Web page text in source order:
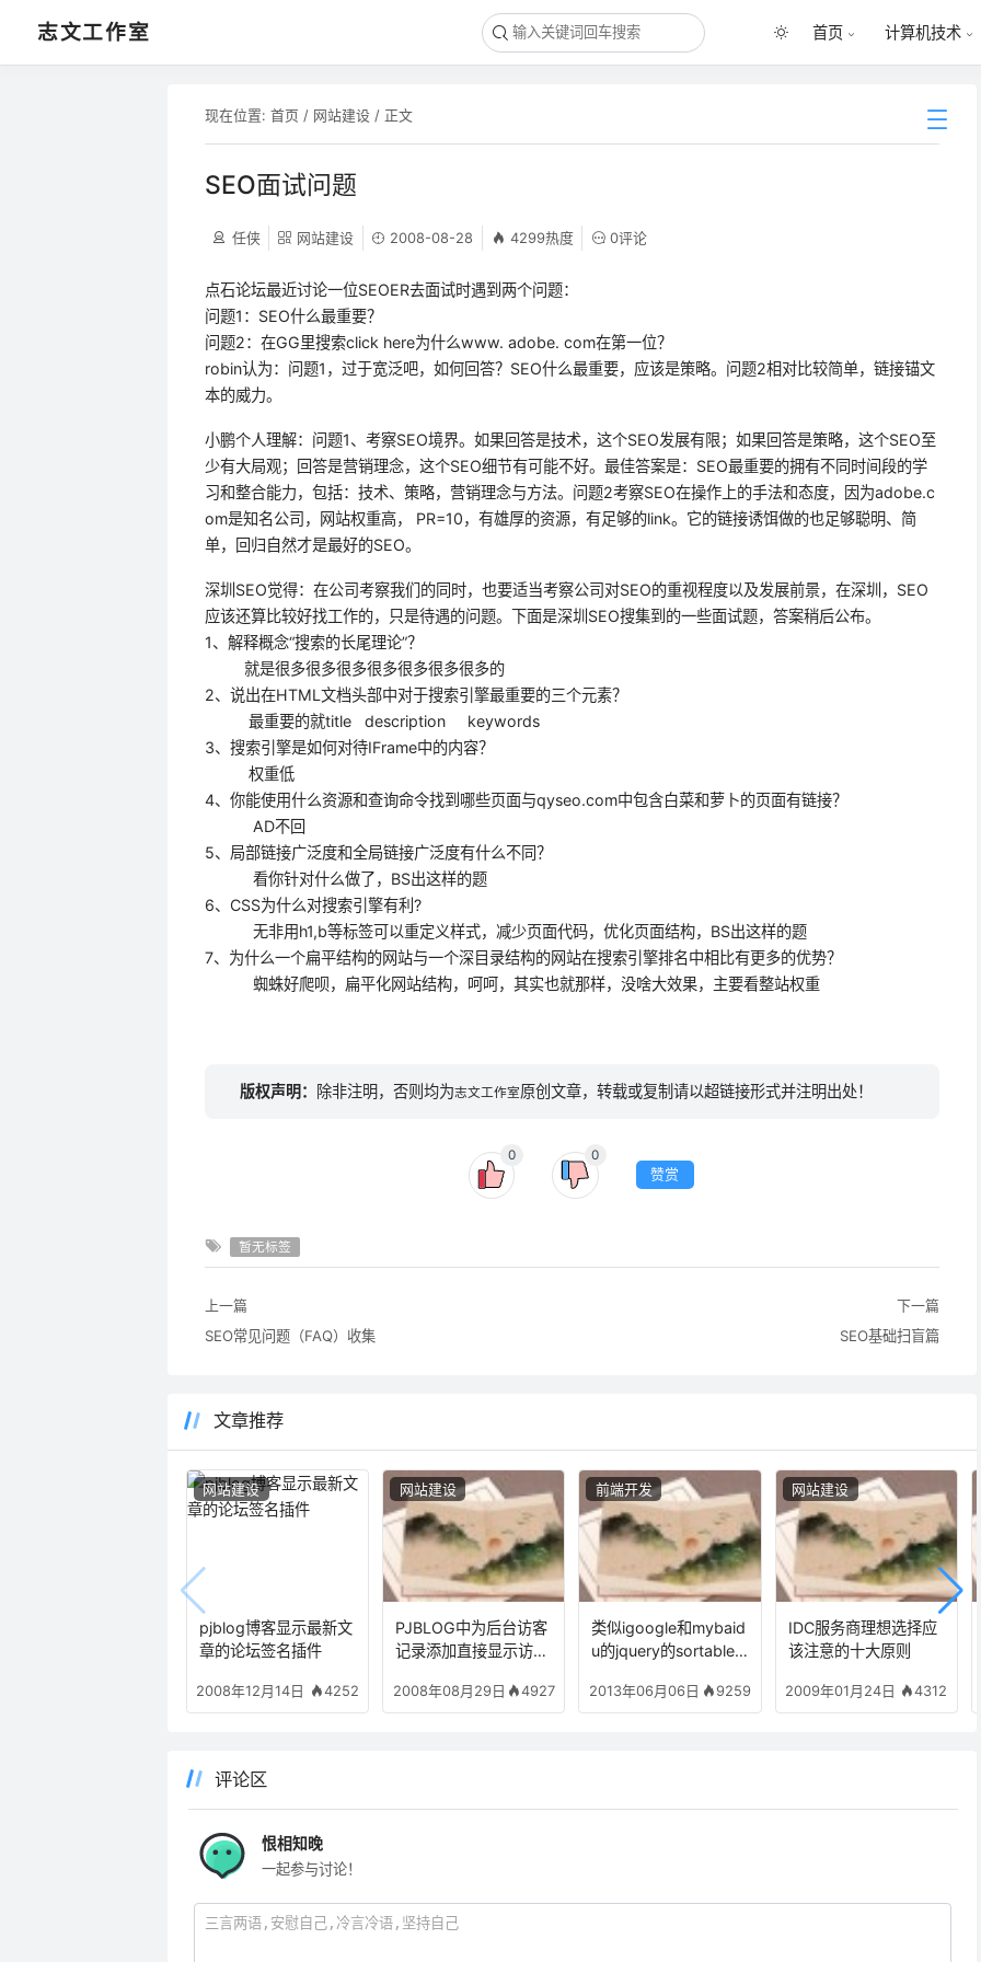
志文工作室 首页 计算机技术
现在位置: 首页 / 网站建设/ 正文
SEO面试问题
任侠 网站建设 2008-08-28 4299热度 0评论
点石论坛最近讨论一位SEOER去面试时遇到两个问题：
问题1：SEO什么最重要？
问题2：在GG里搜索click here为什么www. adobe. com在第一位？
robin认为：问题1，过于宽泛吧，如何回答？SEO什么最重要，应该是策略。问题2相对比较简单，链接锚文
本的威力。
小鹏个人理解：问题1、考察SEO境界。如果回答是技术，这个SEO发展有限；如果回答是策略，这个SEO至
少有大局观；回答是营销理念，这个SEO细节有可能不好。最佳答案是：SEO最重要的拥有不同时间段的学
习和整合能力，包括：技术、策略，营销理念与方法。问题2考察SEO在操作上的手法和态度，因为adobe.c
om是知名公司，网站权重高， PR=10，有雄厚的资源，有足够的link。它的链接诱饵做的也足够聪明、简
单，回归自然才是最好的SEO。
深圳SEO觉得：在公司考察我们的同时，也要适当考察公司对SEO的重视程度以及发展前景，在深圳，SEO
应该还算比较好找工作的，只是待遇的问题。下面是深圳SEO搜集到的一些面试题，答案稍后公布。
1、解释概念“搜索的长尾理论”？
就是很多很多很多很多很多很多很多的
2、说出在HTML文档头部中对于搜索引擎最重要的三个元素？
最重要的就title description keywords
3、搜索引擎是如何对待IFrame中的内容？
权重低
4、你能使用什么资源和查询命令找到哪些页面与qyseo.com中包含白菜和萝卜的页面有链接？
AD不回
5、局部链接广泛度和全局链接广泛度有什么不同？
看你针对什么做了，BS出这样的题
6、CSS为什么对搜索引擎有利?
无非用h1,b等标签可以重定义样式，减少页面代码，优化页面结构，BS出这样的题
7、为什么一个扁平结构的网站与一个深目录结构的网站在搜索引擎排名中相比有更多的优势？
蜘蛛好爬呗，扁平化网站结构，呵呵，其实也就那样，没啥大效果，主要看整站权重
版权声明： 除非注明，否则均为志文工作室原创文章，转载或复制请以超链接形式并注明出处！
0 0
赞赏
暂无标签
上一篇
SEO常见问题（FAQ）收集
下一篇
SEO基础扫盲篇
文章推荐
pjblog博客显示最新文
章的论坛签名插件
2008年12月14日 4252
网站建设
PJBLOG中为后台访客
记录添加直接显示访客
2008年08月29日 4927
网站建设
类似igoogle和mybaid
u的jquery的sortable
存状态的办法
2013年06月06日 9259
前端开发
IDC服务商理想选择应
该注意的十大原则
2009年01月24日 4312
网站建设
评论区
恨相知晚
一起参与讨论！